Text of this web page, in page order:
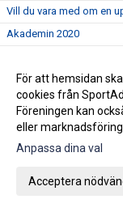
Vill du vara med om en
Akademin 2020
Björn Westerblad klar
Träningarna är i full
Julhälsning!
För att hemsidan
cookies från
Föreningen kan
eller
Anpassa dina val
Acceptera